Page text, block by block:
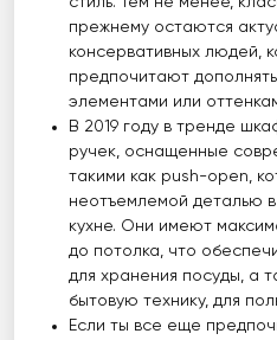
прежнему остаются
консервативных людей,
предпочитают
элементами или
В 2019 году в тренде
ручек, оснащенные
такими как push-open,
неотъемлемой деталью
кухне. Они имеют
до потолка, что
для хранения посуды, а
бытовую технику, для
Если ты все еще